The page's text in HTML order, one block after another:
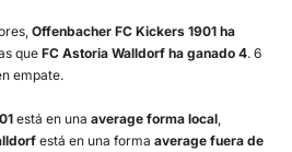
Offenbacher FC Kickers 1901 ha
que FC Astoria Walldorf ha ganado 4. 6
empate.
está en una average forma local
está en una forma average fuera de